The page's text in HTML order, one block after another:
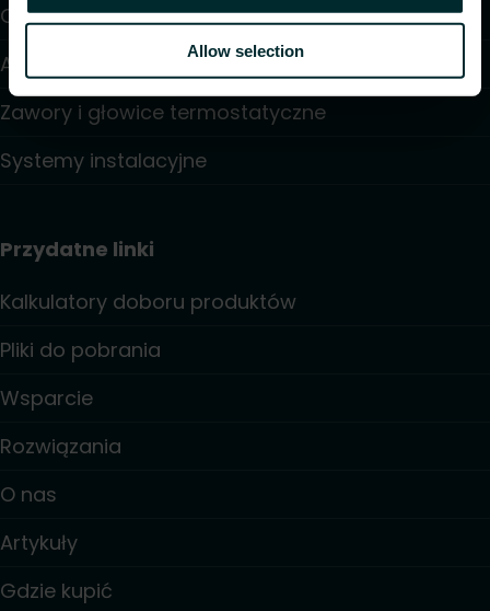
Allow selection
Ogrzewanie elektryczne
Automatyka
Zawory i głowice termostatyczne
Systemy instalacyjne
Przydatne linki
Kalkulatory doboru produktów
Pliki do pobrania
Wsparcie
Rozwiązania
O nas
Artykuły
Gdzie kupić